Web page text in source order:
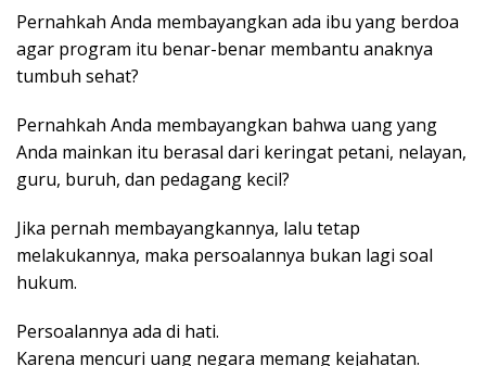
Pernahkah Anda membayangkan ada ibu yang berdoa
agar program itu benar-benar membantu anaknya
tumbuh sehat?
Pernahkah Anda membayangkan bahwa uang yang
Anda mainkan itu berasal dari keringat petani, nelayan,
guru, buruh, dan pedagang kecil?
Jika pernah membayangkannya, lalu tetap
melakukannya, maka persoalannya bukan lagi soal
hukum.
Persoalannya ada di hati.
Karena mencuri uang negara memang kejahatan.